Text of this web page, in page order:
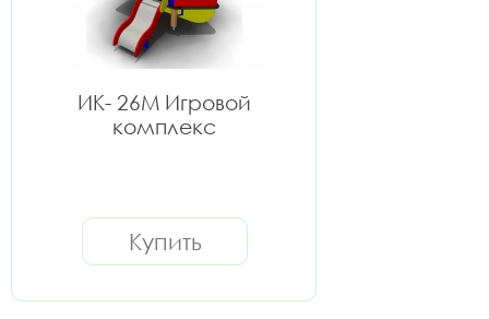
ИК- 26M Игровой
комплекс
Купить